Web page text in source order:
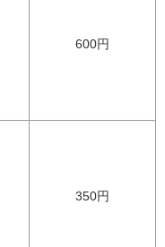
600円
350円